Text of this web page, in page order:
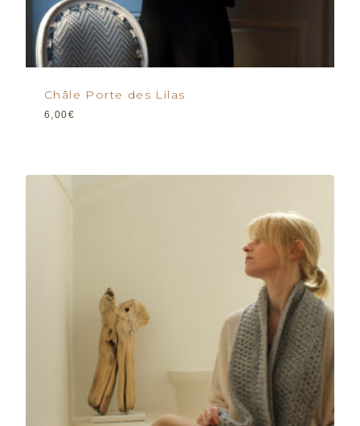
Châle Porte des Lilas
6,00€